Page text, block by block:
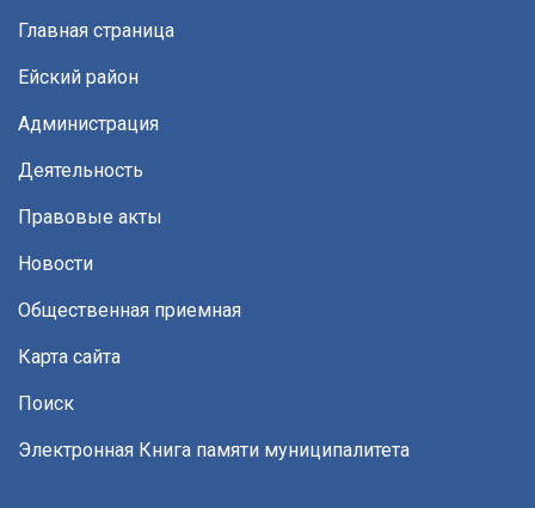
Главная страница
Ейский район
Администрация
Деятельность
Правовые акты
Новости
Общественная приемная
Карта сайта
Поиск
Электронная Книга памяти муниципалитета